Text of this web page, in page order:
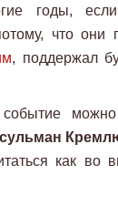
годы,
что
, поддержал
как во